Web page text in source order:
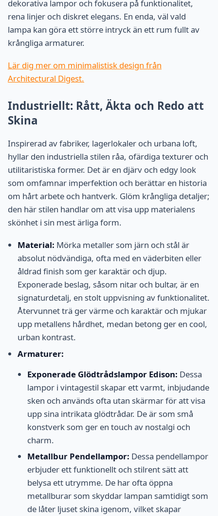
dekorativa lampor och fokusera på funktionalitet,
rena linjer och diskret elegans. En enda, väl vald
lampa kan göra ett större intryck än ett rum fullt av
krångliga armaturer.
Lär dig mer om minimalistisk design från
Architectural Digest.
Industriellt: Rått, Äkta och Redo att
Skina
Inspirerad av fabriker, lagerlokaler och urbana loft,
hyllar den industriella stilen råa, ofärdiga texturer och
utilitaristiska former. Det är en djärv och edgy look
som omfamnar imperfektion och berättar en historia
om hårt arbete och hantverk. Glöm krångliga detaljer;
den här stilen handlar om att visa upp materialens
skönhet i sin mest ärliga form.
Material: Mörka metaller som järn och stål är
absolut nödvändiga, ofta med en väderbiten eller
åldrad finish som ger karaktär och djup.
Exponerade beslag, såsom nitar och bultar, är en
signaturdetalj, en stolt uppvisning av funktionalitet.
Återvunnet trä ger värme och karaktär och mjukar
upp metallens hårdhet, medan betong ger en cool,
urban kontrast.
Armaturer:
Exponerade Glödtrådslampor Edison: Dessa
lampor i vintagestil skapar ett varmt, inbjudande
sken och används ofta utan skärmar för att visa
upp sina intrikata glödtrådar. De är som små
konstverk som ger en touch av nostalgi och
charm.
Metallbur Pendellampor: Dessa pendellampor
erbjuder ett funktionellt och stilrent sätt att
belysa ett utrymme. De har ofta öppna
metallburar som skyddar lampan samtidigt som
de låter ljuset skina igenom, vilket skapar